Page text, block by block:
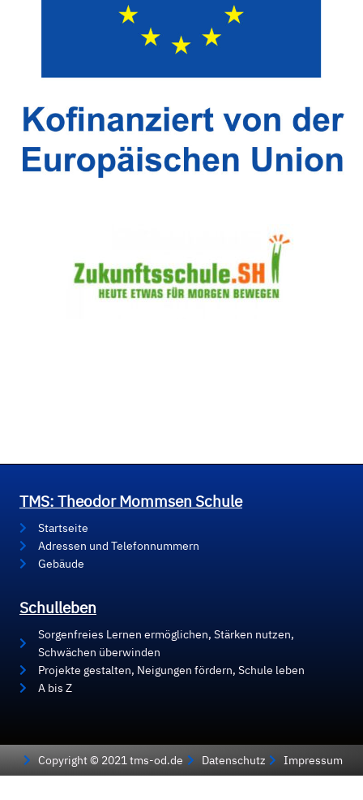
TMS: Theodor Mommsen Schule
Startseite
Adressen und Telefonnummern
Gebäude
Schulleben
Sorgenfreies Lernen ermöglichen, Stärken nutzen,
Schwächen überwinden
Projekte gestalten, Neigungen fördern, Schule leben
A bis Z
Copyright © 2021 tms-od.de Datenschutz Impressum